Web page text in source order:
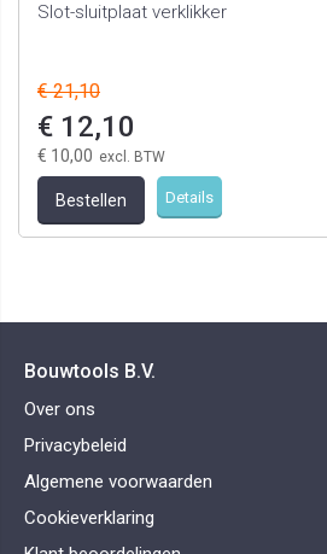
Slot-sluitplaat verklikker
€ 12,10
€ 10,00
€ 21,10
Bestellen Details
Bouwtools B.V.
Over ons
Privacybeleid
Algemene voorwaarden
Cookieverklaring